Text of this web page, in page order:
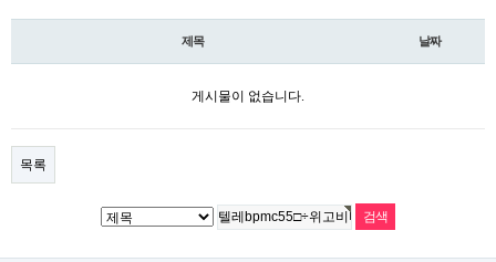
제목 날짜
게시물이 없습니다.
목록